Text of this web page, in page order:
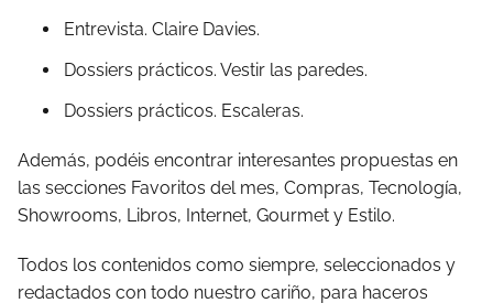
Entrevista. Claire Davies.
Dossiers prácticos. Vestir las paredes.
Dossiers prácticos. Escaleras.
Además, podéis encontrar interesantes propuestas en
las secciones Favoritos del mes, Compras, Tecnología,
Showrooms, Libros, Internet, Gourmet y Estilo.
Todos los contenidos como siempre, seleccionados y
redactados con todo nuestro cariño, para haceros